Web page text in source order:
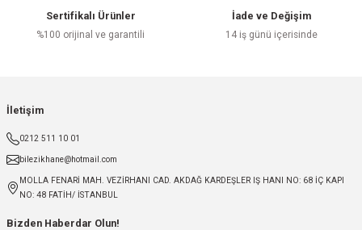
Sertifikalı Ürünler
%100 orijinal ve garantili
İade ve Değişim
14 iş günü içerisinde
İletişim
0212 511 10 01
bilezikhane@hotmail.com
MOLLA FENARİ MAH. VEZİRHANI CAD. AKDAĞ KARDEŞLER IŞ HANI NO: 68 İÇ KAPI
NO: 48 FATİH/ İSTANBUL
Bizden Haberdar Olun!